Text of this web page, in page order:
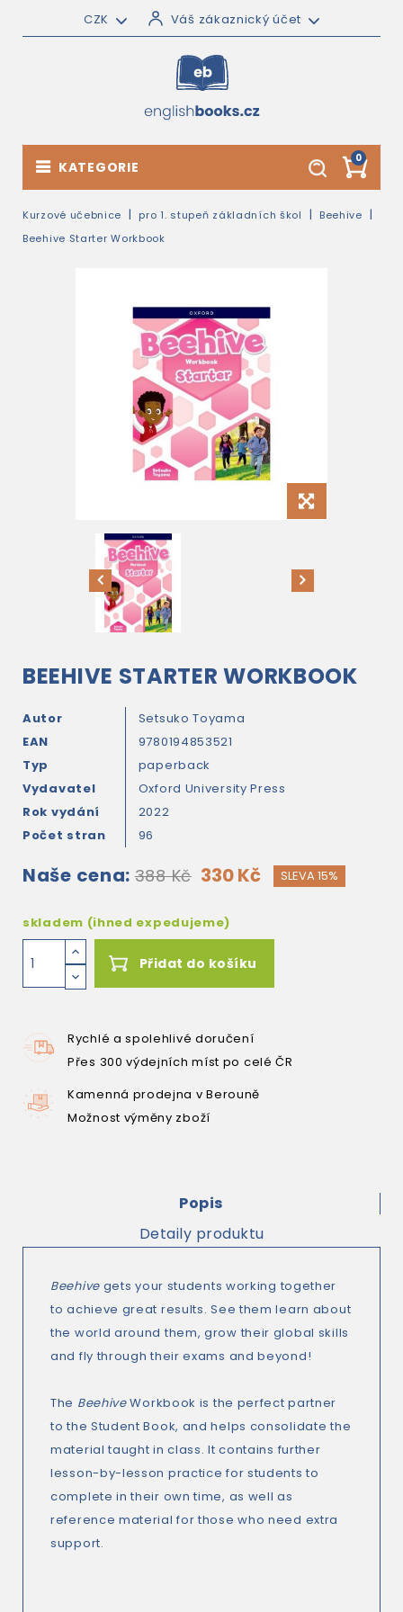
CZK Váš zákaznický účet
0
KATEGORIE
Kurzové učebnice pro 1. stupeň základních škol
Beehive
Beehive Starter Workbook
BEEHIVE STARTER WORKBOOK
Autor
Setsuko Toyama
EAN
9780194853521
Typ
paperback
Vydavatel
Oxford University Press
Rok vydání
2022
Počet stran
96
Naše cena: 388 Kč 330 Kč SLEVA 15%
skladem (ihned expedujeme)
Přidat do košíku
Rychlé a spolehlivé doručení
Přes 300 výdejních míst po celé ČR
Kamenná prodejna v Berouně
Možnost výměny zboží
Popis
Detaily produktu
Beehivegets your students working together
to achieve great results. See them learn about
the world around them, grow their global skills
and fly through their exams and beyond!
The BeehiveWorkbook is the perfect partner
to the Student Book, and helps consolidate the
material taught in class. It contains further
lesson-by-lesson practice for students to
complete in their own time, as well as
reference material for those who need extra
support.